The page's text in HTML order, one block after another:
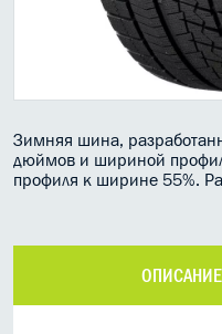
Зимняя шина,
дюймов и шириной
профиля к ширине 55%.
ОПИСАНИЕ